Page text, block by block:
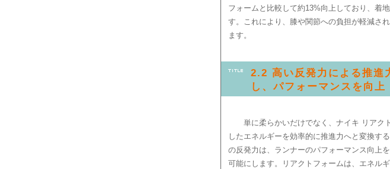
フォームと比較して約13%向上しており、着
す。これにより、膝や関節への負担が軽減さ
ます。
2.2 高い反発力による推
し、パフォーマンスを向上
単に柔らかいだけでなく、ナイキ リアク
したエネルギーを効率的に推進力へと変換す
の反発力は、ランナーのパフォーマンス向上
可能にします。リアクトフォームは、エネル